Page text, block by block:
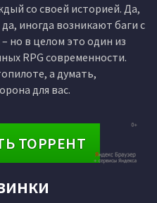
со своей историей. Да,
иногда возникают баги с
но в целом это один из
RPG современности.
а думать,
для вас.
ТОРРЕНТ